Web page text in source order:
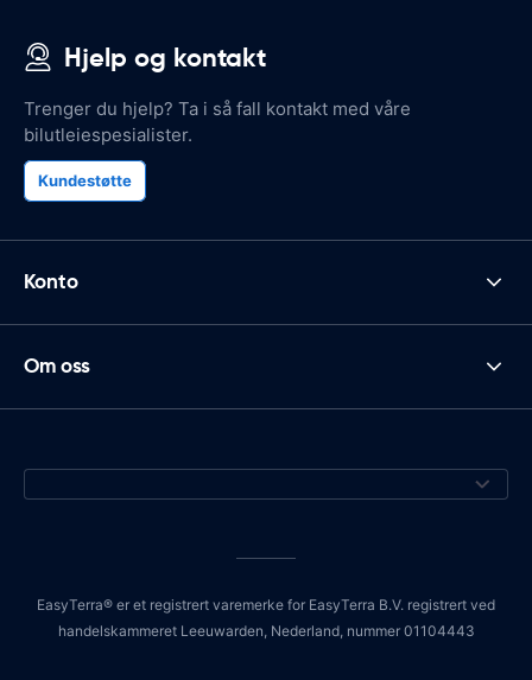
Hjelp og kontakt
Trenger du hjelp? Ta i så fall kontakt med våre
bilutleiespesialister.
Kundestøtte
Konto
Om oss
EasyTerra® er et registrert varemerke for EasyTerra B.V. registrert ved
handelskammeret Leeuwarden, Nederland, nummer 01104443